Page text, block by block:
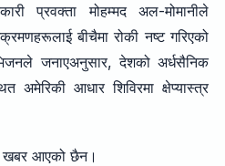
प्रवक्ता मोहम्मद अल-मोमानीले
बीचैमा रोकी नष्ट गरिएको
जनाएअनुसार, देशको अर्धसैनिक
अमेरिकी आधार शिविरमा क्षेप्यास्त्र
खबर आएको छैन।